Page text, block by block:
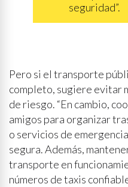
seguridad”.
Pero si el transporte
completo, sugiere evitar
de riesgo. “En cambio,
amigos para organizar
o servicios de
segura. Además,
transporte en
números de taxis